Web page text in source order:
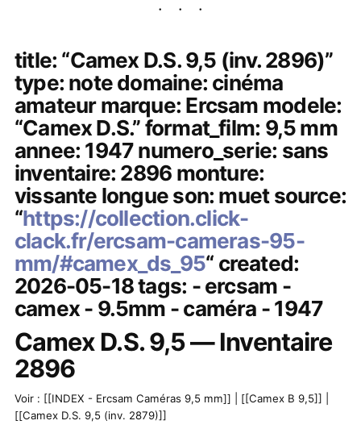
title: “Camex D.S. 9,5 (inv. 2896)”
type: note domaine: cinéma
amateur marque: Ercsam modele:
“Camex D.S.” format_film: 9,5 mm
annee: 1947 numero_serie: sans
inventaire: 2896 monture:
vissante longue son: muet source:
“https://collection.click-
clack.fr/ercsam-cameras-95-
mm/#camex_ds_95“ created:
2026-05-18 tags: - ercsam -
camex - 9.5mm - caméra - 1947
Camex D.S. 9,5 — Inventaire
2896
Voir : [[INDEX - Ercsam Caméras 9,5 mm]] | [[Camex B 9,5]] |
[[Camex D.S. 9,5 (inv. 2879)]]